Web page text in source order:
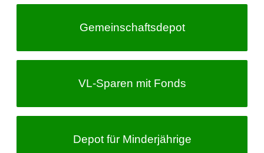
Gemeinschafts­depot
VL-Sparen mit Fonds
Depot für Minderjährige